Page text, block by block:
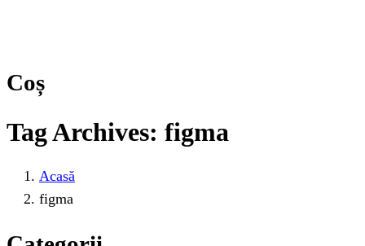
Coș
Tag Archives: figma
Acasă
figma